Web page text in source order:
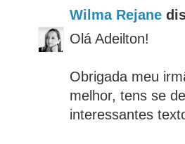
Wilma Rejane
Olá Adeilton!
Obrigada meu
melhor, tens se
interessantes